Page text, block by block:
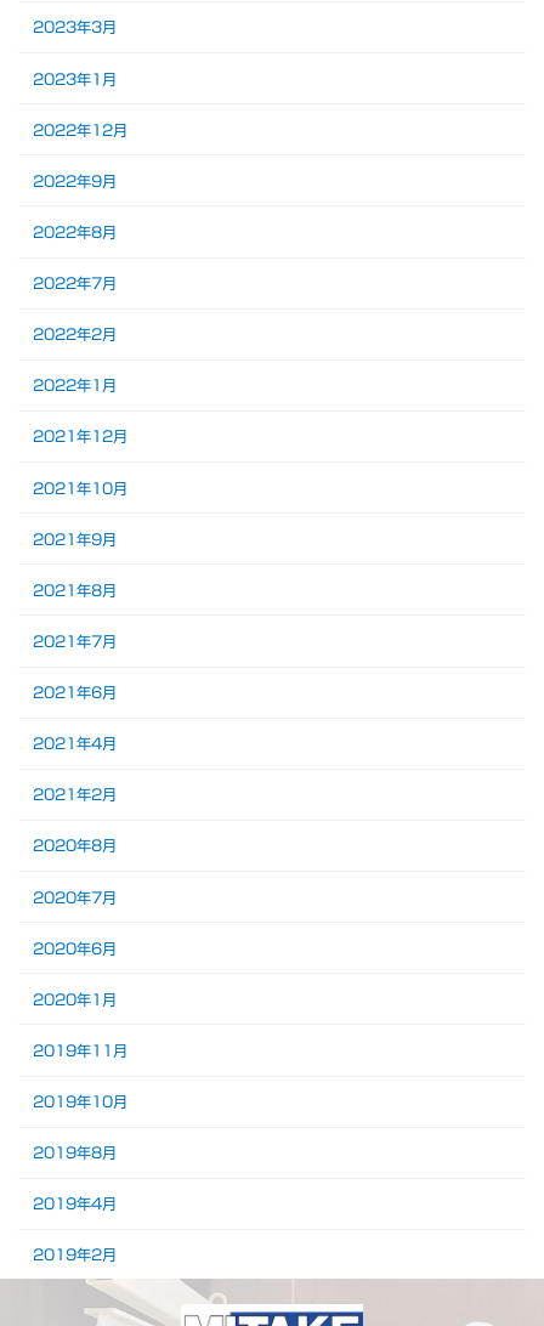
2023年3月
2023年1月
2022年12月
2022年9月
2022年8月
2022年7月
2022年2月
2022年1月
2021年12月
2021年10月
2021年9月
2021年8月
2021年7月
2021年6月
2021年4月
2021年2月
2020年8月
2020年7月
2020年6月
2020年1月
2019年11月
2019年10月
2019年8月
2019年4月
2019年2月